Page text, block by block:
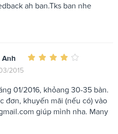
ah ban.Tks ban nhe
Anh
2015
01/2016, khỏang 30-35 bàn.
đơn, khuyến mãi (nếu có) vào
giúp mình nha. Many